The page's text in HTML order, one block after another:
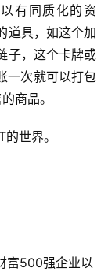
有同质化的资
道具，如这个加
子，这个卡牌或
一次就可以打包
商品。
世界。
富500强企业以